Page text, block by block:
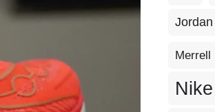
Jordan
Merrell
Nike